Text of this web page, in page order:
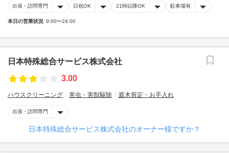
出張・訪問専門 日祝OK 21時以降OK 駐車場有
本日の営業状況 9:00〜24:00
日本特殊総合サービス株式会社
3.00
ハウスクリーニング 害虫・害獣駆除 庭木剪定・お手入れ
出張・訪問専門
日本特殊総合サービス株式会社のオーナー様ですか？